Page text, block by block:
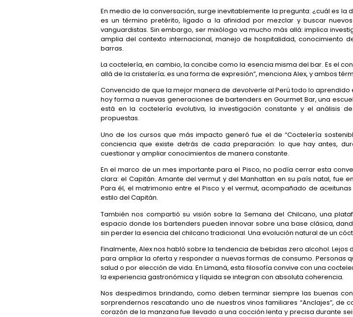
En medio de la conversación, surge inevitablemente la pregunta: ¿cuál es
es un término pretérito, ligado a la afinidad por mezclar y buscar
vanguardistas. Sin embargo, ser mixólogo va mucho más allá: implica
amplia del contexto internacional, manejo de hospitalidad, conocimiento
barras.
La coctelería, en cambio, la concibe como la esencia misma del bar. Es el
allá de la cristalería; es una forma de expresión”, menciona Alex, y ambos
Convencido de que la mejor manera de devolverle al Perú todo lo
hoy forma a nuevas generaciones de bartenders en Gourmet Bar, una
está en la coctelería evolutiva, la investigación constante y el análisis
propuestas.
Uno de los cursos que más impacto generó fue el de “Coctelería
conciencia que existe detrás de cada preparación: lo que hay antes,
cuestionar y ampliar conocimientos de manera constante.
En el marco de un mes importante para el Pisco, no podía cerrar esta
clara: el Capitán. Amante del vermut y del Manhattan en su país natal, fue
Para él, el matrimonio entre el Pisco y el vermut, acompañado de
estilo del Capitán.
También nos compartió su visión sobre la Semana del Chilcano, una
espacio donde los bartenders pueden innovar sobre una base clásica,
sin perder la esencia del chilcano tradicional. Una evolución natural de un
Finalmente, Alex nos habló sobre la tendencia de bebidas zero alcohol.
para ampliar la oferta y responder a nuevas formas de consumo. Personas
salud o por elección de vida. En Limaná, esta filosofía convive con una
la experiencia gastronómica y líquida se integran con absoluta coherencia.
Nos despedimos brindando, como deben terminar siempre las buenas
sorprendernos rescatando uno de nuestros vinos familiares “Anclajes”,
corazón de la manzana fue llevado a una cocción lenta y precisa durante